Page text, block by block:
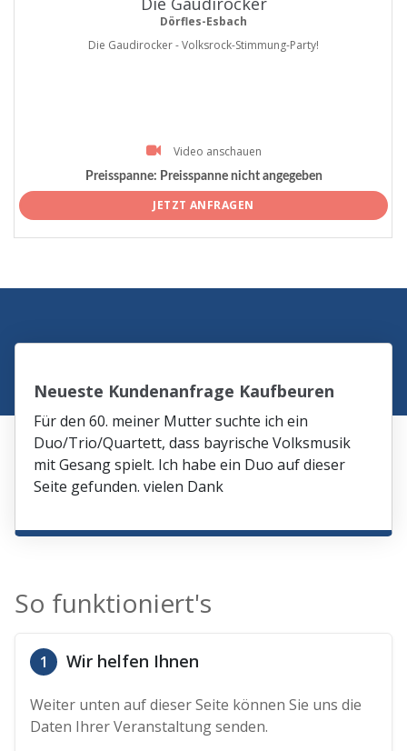
Dörfles-Esbach
Die Gaudirocker - Volksrock-Stimmung-Party!
Video anschauen
Preisspanne: Preisspanne nicht angegeben
JETZT ANFRAGEN
Neueste Kundenanfrage Kaufbeuren
Für den 60. meiner Mutter suchte ich ein
Duo/Trio/Quartett, dass bayrische Volksmusik
mit Gesang spielt. Ich habe ein Duo auf dieser
Seite gefunden. vielen Dank
So funktioniert's
1 Wir helfen Ihnen
Weiter unten auf dieser Seite können Sie uns die
Daten Ihrer Veranstaltung senden.